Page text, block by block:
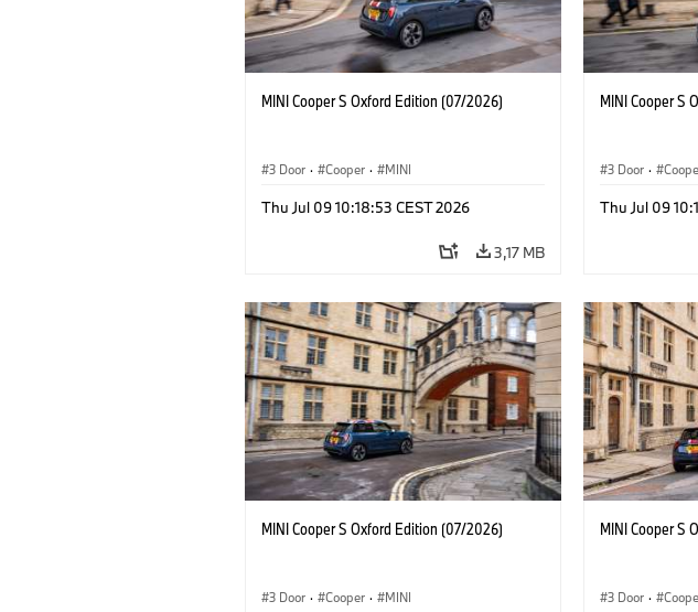
MINI Cooper S Oxford Edition (07/2026)
3 Door · Cooper · MINI
Thu Jul 09 10:18:53 CEST 2026
3,17 MB
MINI Cooper S
3 Door ·
Thu Jul 09
MINI Cooper S Oxford Edition (07/2026)
3 Door · Cooper · MINI
MINI Cooper S
3 Door ·